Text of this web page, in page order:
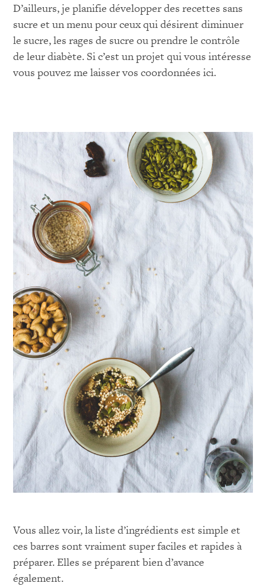
D’ailleurs, je planifie développer des recettes sans
sucre et un menu pour ceux qui désirent diminuer
le sucre, les rages de sucre ou prendre le contrôle
de leur diabète. Si c’est un projet qui vous intéresse
vous pouvez me laisser vos coordonnées ici.
Vous allez voir, la liste d’ingrédients est simple et
ces barres sont vraiment super faciles et rapides à
préparer. Elles se préparent bien d’avance
également.